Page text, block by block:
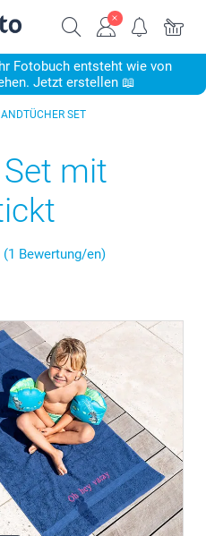
Fotobuch entsteht wie von
Jetzt erstellen 📖
SET
mit
(1 Bewertung/en)